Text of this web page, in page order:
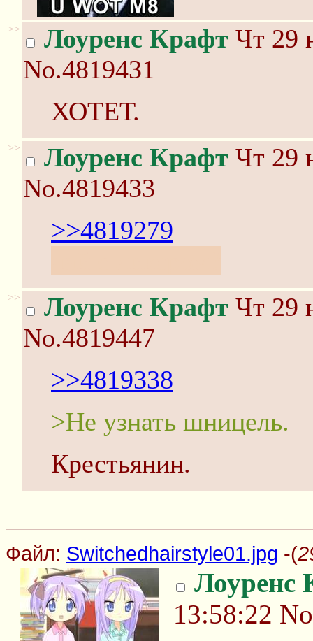
>> Лоуренс Крафт Чт 29
No.4819431
ХОТЕТ.
>> Лоуренс Крафт Чт 29
No.4819433
>>4819279
>> Лоуренс Крафт Чт 29
No.4819447
>>4819338
>Не узнать шницель.
Крестьянин.
Файл: Switchedhairstyle01.jpg -(
Лоуренс
13:58:22